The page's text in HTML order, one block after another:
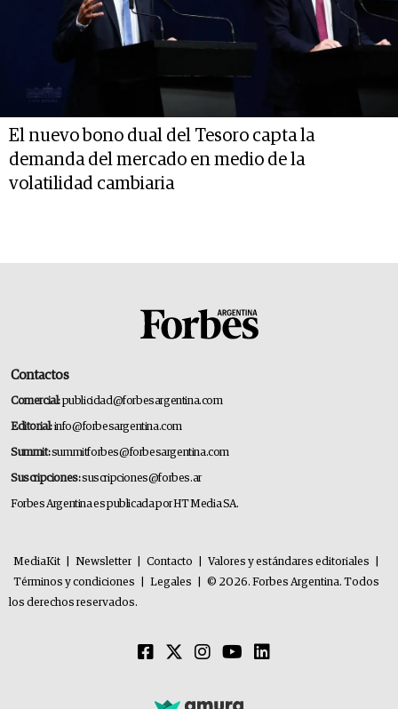
El nuevo bono dual del Tesoro capta la
demanda del mercado en medio de la
volatilidad cambiaria
Contactos
Comercial:publicidad@forbesargentina.com
Editorial:info@forbesargentina.com
Summit:summitforbes@forbesargentina.com
Suscripciones:suscripciones@forbes.ar
Forbes Argentina es publicada por HT Media SA.
MediaKit Newsletter Contacto Valores y estándares editoriales
Términos y condiciones
Legales
© 2026. Forbes Argentina. Todos
los derechos reservados.